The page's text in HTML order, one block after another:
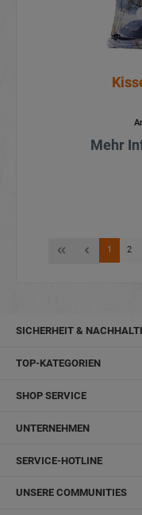
Mehr
1 2
SICHERHEIT &
TOP-KATEGORIEN
SHOP SERVICE
UNTERNEHMEN
SERVICE-HOTLINE
UNSERE COMMUNITIES